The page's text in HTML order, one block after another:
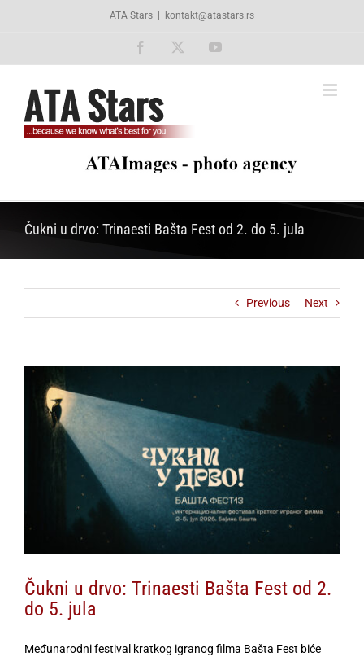
ATA Stars kontakt@atastars.rs
Facebook YouTube
Čukni u drvo: Trinaesti Bašta Fest od 2. do 5. jula
Previous Next
View
Larger
Image
Čukni u drvo: Trinaesti Bašta Fest od 2.
do 5. jula
Međunarodni festival kratkog igranog filma Bašta Fest biće